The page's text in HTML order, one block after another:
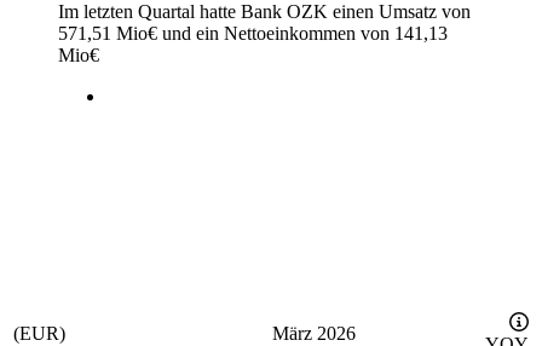
Im letzten Quartal hatte Bank OZK einen Umsatz von
571,51 Mio€ und ein Nettoeinkommen von 141,13
Mio€
(EUR) März 2026